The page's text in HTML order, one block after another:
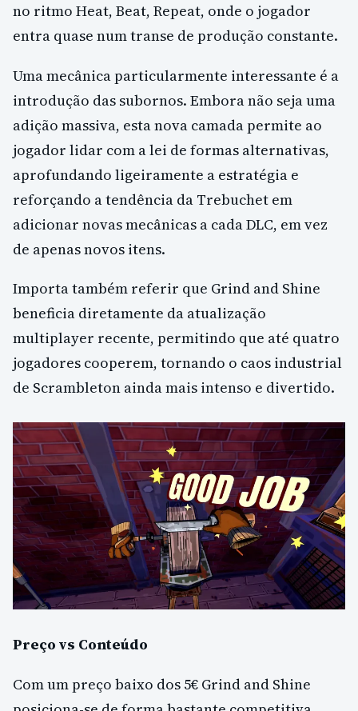
no ritmo Heat, Beat, Repeat, onde o jogador
entra quase num transe de produção constante.
Uma mecânica particularmente interessante é a
introdução das subornos. Embora não seja uma
adição massiva, esta nova camada permite ao
jogador lidar com a lei de formas alternativas,
aprofundando ligeiramente a estratégia e
reforçando a tendência da Trebuchet em
adicionar novas mecânicas a cada DLC, em vez
de apenas novos itens.
Importa também referir que Grind and Shine
beneficia diretamente da atualização
multiplayer recente, permitindo que até quatro
jogadores cooperem, tornando o caos industrial
de Scrambleton ainda mais intenso e divertido.
Preço vs Conteúdo
Com um preço baixo dos 5€ Grind and Shine